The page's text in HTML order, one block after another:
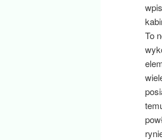
To